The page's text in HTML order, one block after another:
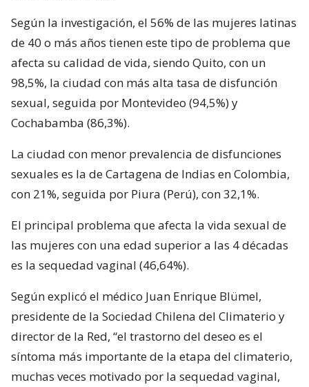
Según la investigación, el 56% de las mujeres latinas
de 40 o más años tienen este tipo de problema que
afecta su calidad de vida, siendo Quito, con un
98,5%, la ciudad con más alta tasa de disfunción
sexual, seguida por Montevideo (94,5%) y
Cochabamba (86,3%).
La ciudad con menor prevalencia de disfunciones
sexuales es la de Cartagena de Indias en Colombia,
con 21%, seguida por Piura (Perú), con 32,1%.
El principal problema que afecta la vida sexual de
las mujeres con una edad superior a las 4 décadas
es la sequedad vaginal (46,64%).
Según explicó el médico Juan Enrique Blümel,
presidente de la Sociedad Chilena del Climaterio y
director de la Red, “el trastorno del deseo es el
síntoma más importante de la etapa del climaterio,
muchas veces motivado por la sequedad vaginal,